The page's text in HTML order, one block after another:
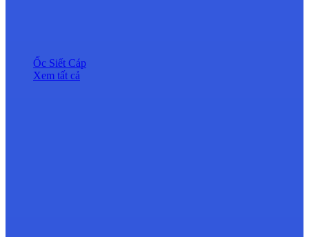
Ốc Siết Cáp
Xem tất cả